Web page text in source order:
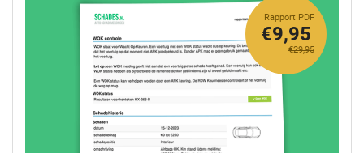
Rapport PDF
€29,95
€9,95